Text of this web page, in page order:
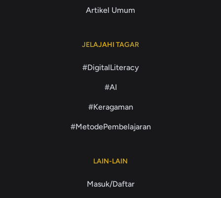
Artikel Umum
JELAJAHI TAGAR
#DigitalLiteracy
#AI
#Keragaman
#MetodePembelajaran
LAIN-LAIN
Masuk/Daftar